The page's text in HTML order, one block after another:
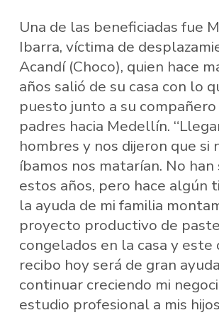
Una de las beneficiadas fue
Ibarra, víctima de
Acandí (Choco), quien hace
años salió de su casa con lo
puesto junto a su compañero
padres hacia Medellín.
hombres y nos dijeron que si
íbamos nos matarían. No han
estos años, pero hace algún
la ayuda de mi familia
proyecto productivo de
congelados en la casa y este
recibo hoy será de gran
continuar creciendo mi
estudio profesional a mis